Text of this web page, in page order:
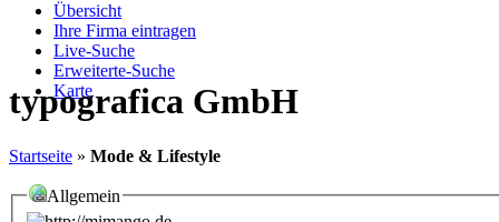
Übersicht
Ihre Firma eintragen
Live-Suche
Erweiterte-Suche
Karte
typografica GmbH
Startseite » Mode & Lifestyle
Allgemein